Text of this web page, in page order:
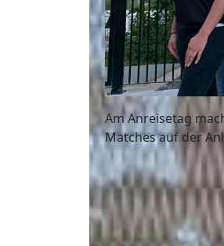
Am Anreisetag
Matches auf der